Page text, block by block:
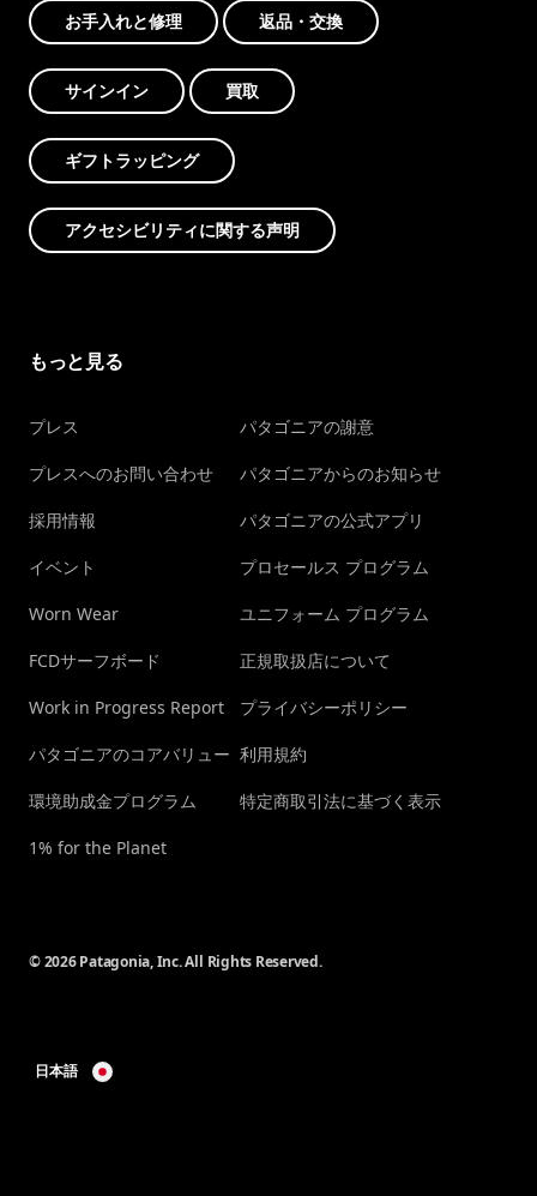
お手入れと修理 返品・交換
サインイン 買取
ギフトラッピング
アクセシビリティに関する声明
もっと見る
プレス
プレスへのお問い合わせ
採用情報
イベント
Worn Wear
FCDサーフボード
Work in Progress Report
パタゴニアのコアバリュー
環境助成金プログラム
1% for the Planet
パタゴニアの謝意
パタゴニアからのお知らせ
パタゴニアの公式アプリ
プロセールス プログラム
ユニフォーム プログラム
正規取扱店について
プライバシーポリシー
利用規約
特定商取引法に基づく表示
© 2026 Patagonia, Inc. All Rights Reserved.
日本語